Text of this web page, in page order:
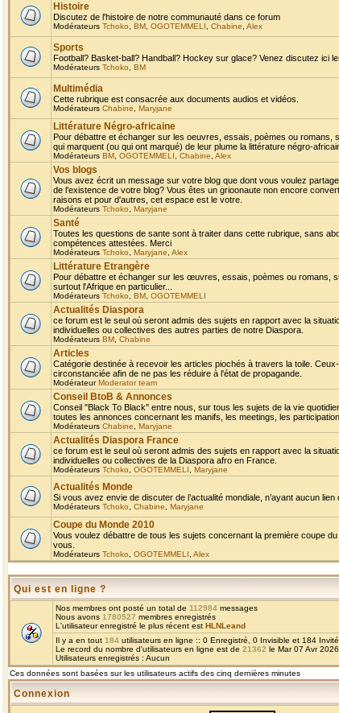
Histoire
Discutez de l'histoire de notre communauté dans ce forum
Modérateurs Tchoko BM OGOTEMMELI Chabine Alex
Sports
Football? Basket-ball? Handball? Hockey sur glace? Venez discutez ici
Modérateurs Tchoko BM
Multimédia
Cette rubrique est consacrée aux documents audios et vidéos.
Modérateurs Chabine Maryjane
Littérature Négro-africaine
Pour débattre et échanger sur les oeuvres, essais, poèmes ou
qui marquent (ou qui ont marqué) de leur plume la littérature négro-
Modérateurs BM OGOTEMMELI Chabine Alex
Vos blogs
Vous avez écrit un message sur votre blog que dont vous voulez
de l'existence de votre blog? Vous êtes un grioonaute non encore
raisons et pour d'autres, cet espace est le votre.
Modérateurs Tchoko Maryjane
Santé
Toutes les questions de sante sont à traiter dans cette rubrique, sans
compétences attestées. Merci
Modérateurs Tchoko Maryjane Alex
Littérature Etrangère
Pour débattre et échanger sur les œuvres, essais, poèmes ou romans,
surtout l'Afrique en particulier...
Modérateurs Tchoko BM OGOTEMMELI
Actualités Diaspora
ce forum est le seul où seront admis des sujets en rapport avec la
individuelles ou collectives des autres parties de notre Diaspora.
Modérateurs BM Chabine
Articles
Catégorie destinée à recevoir les articles piochés à travers la toile.
circonstanciée afin de ne pas les réduire à l'état de propagande.
ModérateurModerator team
Conseil BtoB & Annonces
Conseil "Black To Black" entre nous, sur tous les sujets de la vie
toutes les annonces concernant les manifs, les meetings, les
Modérateurs Chabine Maryjane
Actualités Diaspora France
ce forum est le seul où seront admis des sujets en rapport avec la
individuelles ou collectives de la Diaspora afro en France.
Modérateurs Tchoko OGOTEMMELI Maryjane
Actualités Monde
Si vous avez envie de discuter de l’actualité mondiale, n’ayant aucun
Modérateurs Tchoko Chabine Maryjane
Coupe du Monde 2010
Vous voulez débattre de tous les sujets concernant la première coupe
vous.
Modérateurs Tchoko OGOTEMMELI Alex
Qui est en ligne ?
Nos membres ont posté un total de 112984 messages
Nous avons 1780527 membres enregistrés
L'utilisateur enregistré le plus récent est HLNLeand
Il y a en tout 184 utilisateurs en ligne :: 0 Enregistré, 0 Invisible et 184
Le record du nombre d'utilisateurs en ligne est de 21362 le Mar 07 Avr
Utilisateurs enregistrés : Aucun
Ces données sont basées sur les utilisateurs actifs des cinq dernières minutes
Connexion